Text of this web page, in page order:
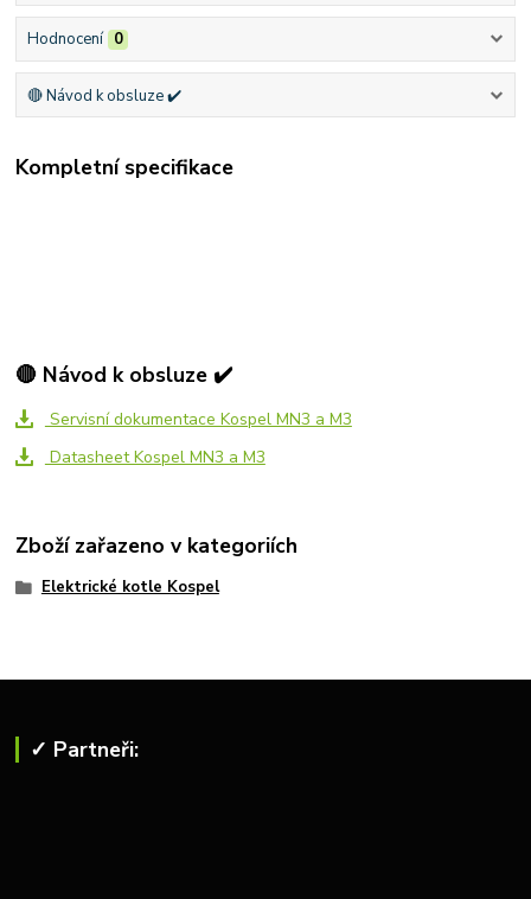
Hodnocení 0
🔴 Návod k obsluze ✔️
Kompletní specifikace
🔴 Návod k obsluze ✔️
Servisní dokumentace Kospel MN3 a M3
Datasheet Kospel MN3 a M3
Zboží zařazeno v kategoriích
Elektrické kotle Kospel
✓ Partneři: